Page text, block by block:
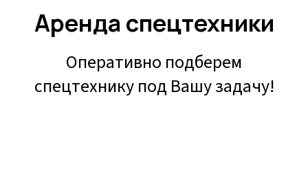
Аренда спецтехники
Оперативно подберем
спецтехнику под Вашу задачу!